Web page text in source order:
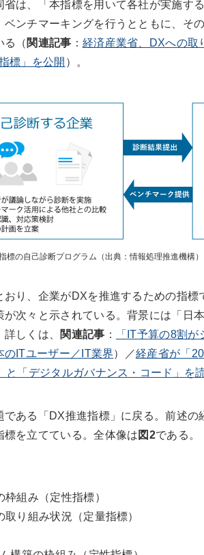
は、「本指標を用いて各社が実施す
ベンチマーキングを行うとともに、そ
る（ 関連記事 ： 経済産業省、DXへの取
標」を公開 ）。
標の自己診断プログラム（出典：情報処理推進機構）
り、企業がDXを推進するための指標
が次々と示されている。背景には「日
しくは、 関連記事 ：
「IT予算の8割
のITユーザー／IT業界）／経産省が「
と「デジタルガバナンス・コード」を
ある「DX推進指標」に戻る。前述の
標を立てている。全体像は 図2である。
組み（定性指標）
り組み状況（定量指標）